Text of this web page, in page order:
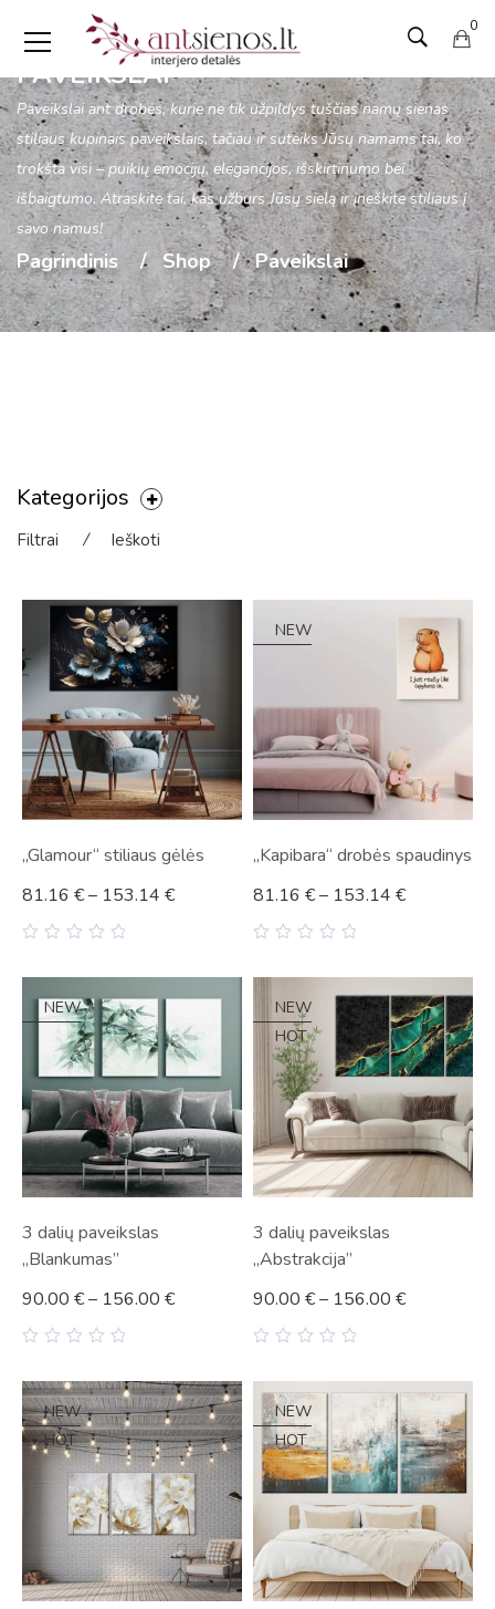
0
PAVEIKSLAI
Paveikslai ant drobės, kurie ne tik užpildys tuščias namų sienas
stiliaus kupinais paveikslais, tačiau ir suteiks Jūsų namams tai, ko
trokšta visi – puikių emocijų, elegancijos, išskirtinumo bei
išbaigtumo. Atraskite tai, kas užburs Jūsų sielą ir įneškite stiliaus į
savo namus!
Pagrindinis Shop Paveikslai
Kategorijos
Filtrai ⁄ Ieškoti
„Glamour“ stiliaus gėlės
5
81.16 €– 153.14 €
NEW
„Kapibara“ drobės spaudinys
81.16 €– 153.14 €
NEW
3 dalių paveikslas
„Blankumas”
of
5
90.00 €– 156.00 €
NEW
HOT
3 dalių paveikslas
„Abstrakcija”
of
90.00 €– 156.00 €
NEW
HOT
NEW
HOT